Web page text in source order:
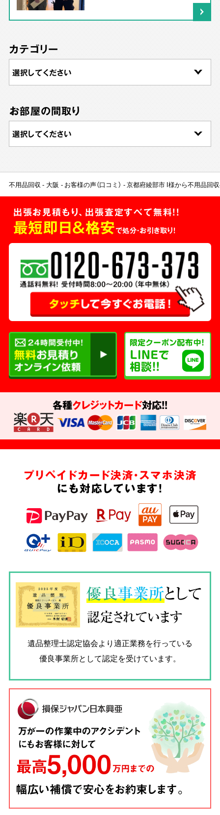
カテゴリー
お部屋の間取り
不用品回収 大阪 お客様の声（口コミ） 京都府綾部市 I様から不用品回
出張お見積もり、出張査定すべて無料!!
最短即日＆格安で処分・お引き取り！
各種クレジットカード対応!!
プリペイドカード決済・スマホ決済
にも対応しています!
優良事業所として
認定されています
遺品整理士認定協会より適正業務を行っている
優良事業所として認定を受けています。